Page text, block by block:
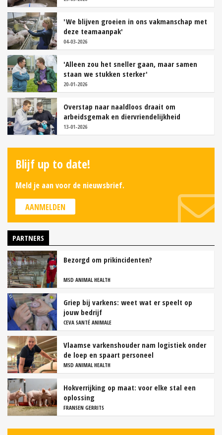
'We blijven groeien in ons vakmanschap met
deze teamaanpak'
04-03-2026
'Alleen zou het sneller gaan, maar samen
staan we stukken sterker'
20-01-2026
Overstap naar naaldloos draait om
arbeidsgemak en diervriendelijkheid
13-01-2026
Blijf up to date!
Meld je aan voor de nieuwsbrief.
AANMELDEN
PARTNERS
Bezorgd om prikincidenten?
MSD ANIMAL HEALTH
Griep bij varkens: weet wat er speelt op
jouw bedrijf
CEVA SANTÉ ANIMALE
Vlaamse varkenshouder nam logistiek onder
de loep en spaart personeel
MSD ANIMAL HEALTH
Hokverrijking op maat: voor elke stal een
oplossing
FRANSEN GERRITS